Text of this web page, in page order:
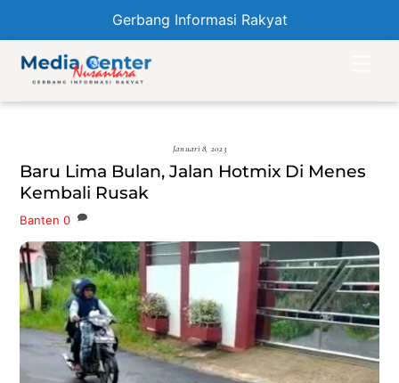
Gerbang Informasi Rakyat
content
Januari 8, 2023
Baru Lima Bulan, Jalan Hotmix Di Menes
Kembali Rusak
Banten 0